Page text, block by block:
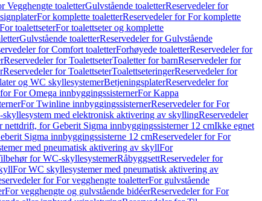
Vegghengte toaletterGulvstående toaletterReservedeler for
For komplette toaletterReservedeler for For komplette
toalettseterFor toalettseter og komplette
Gulvstående toaletterReservedeler for Gulvstående
for Comfort toaletterForhøyede toaletterReservedeler for
Reservedeler for ToalettseterToaletter for barnReservedeler for
Reservedeler for ToalettseterToalettseteringerReservedeler for
og WC skyllesystemerBetjeningsplaterReservedeler for
For Omega innbyggingssisternerFor Kappa
For Twinline innbyggingssisternerReservedeler for For
med elektronisk aktivering av skyllingReservedeler
nettdrift, for Geberit Sigma innbyggingssisterner 12 cmIkke egnet
Sigma innbyggingssisterne 12 cmReservedeler for For
med pneumatisk aktivering av skyllFor
for WC-skyllesystemerRåbyggsettReservedeler for
For WC skyllesystemer med pneumatisk aktivering av
for For vegghengte toaletterFor gulvstående
For vegghengte og gulvstående bidéerReservedeler for For